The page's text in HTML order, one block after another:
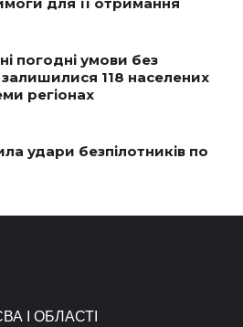
погодні умови без
118 населених
регіонах
удари безпілотників по
І ОБЛАСТІ